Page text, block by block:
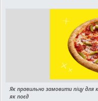
Як правильно замовити піцу для
як поєд